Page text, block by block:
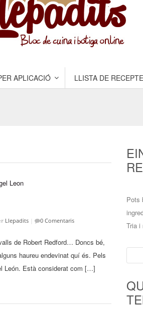
APLICACIÓ LLISTA DE
Llepadits 0 Comentaris
de Robert Redford… Doncs bé,
haureu endevinat quí és. Pels
León. Està considerat com […]
Pots
Tria i